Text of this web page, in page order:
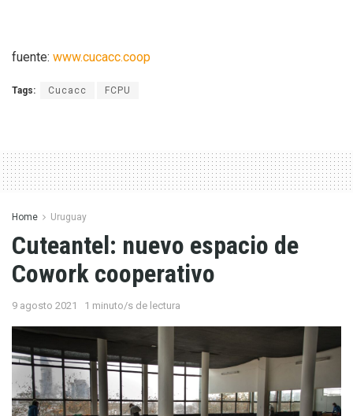
fuente: www.cucacc.coop
Tags: Cucacc FCPU
Home Uruguay
Cuteantel: nuevo espacio de
Cowork cooperativo
9 agosto 2021 1 minuto/s de lectura